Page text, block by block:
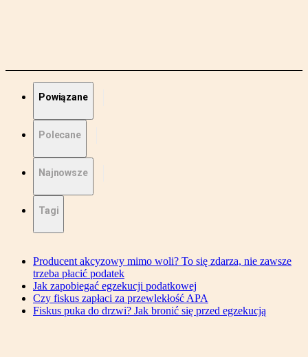
Powiązane
Polecane
Najnowsze
Tagi
Producent akcyzowy mimo woli? To się zdarza, nie zawsze
trzeba płacić podatek
Jak zapobiegać egzekucji podatkowej
Czy fiskus zapłaci za przewlekłość APA
Fiskus puka do drzwi? Jak bronić się przed egzekucją